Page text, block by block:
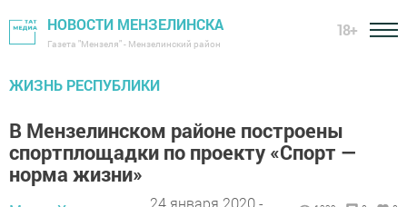
НОВОСТИ МЕНЗЕЛИНСКА
Газета "Мензеля" - Мензелинский район
18+
ЖИЗНЬ РЕСПУБЛИКИ
В Мензелинском районе построены
спортплощадки по проекту «Спорт —
норма жизни»
24 января 2020 -